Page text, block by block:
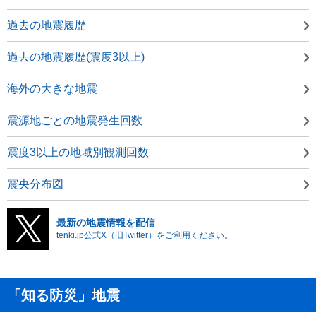
過去の地震履歴
過去の地震履歴(震度3以上)
海外の大きな地震
震源地ごとの地震発生回数
震度3以上の地域別観測回数
震央分布図
最新の地震情報を配信
tenki.jp公式X（旧Twitter）をご利用ください。
「知る防災」地震